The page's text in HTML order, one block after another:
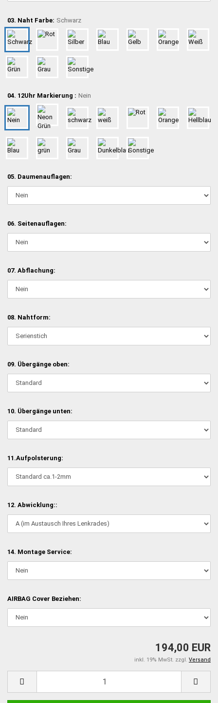
03. Naht Farbe: Schwarz
04. 12Uhr Markierung : Nein
05. Daumenauflagen:
06. Seitenauflagen:
07. Abflachung:
08. Nahtform:
09. Übergänge oben:
10. Übergänge unten:
11.Aufpolsterung:
12. Abwicklung::
14. Montage Service:
AIRBAG Cover Beziehen:
194,00 EUR
inkl. 19% MwSt. zzgl. Versand